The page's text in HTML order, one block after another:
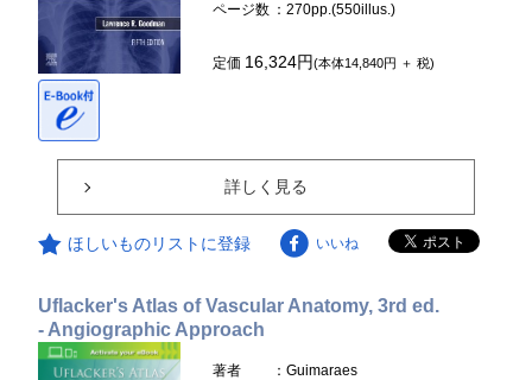
ページ数 ：270pp.(550illus.)
定価 16,324円(本体14,840円 ＋ 税)
詳しく見る
ほしいものリストに登録 いいね
Uflacker's Atlas of Vascular Anatomy, 3rd ed.
- Angiographic Approach
著者
：Guimaraes